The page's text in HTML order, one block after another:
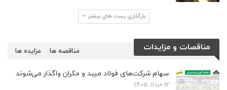
بارگذاری پست های بیشتر
مناقصات و مزایدات مزایده ها مناقصه ها
سهام شرکت‌های فولاد میبد و مکران واگذار می‌شوند
12 مرداد 1405